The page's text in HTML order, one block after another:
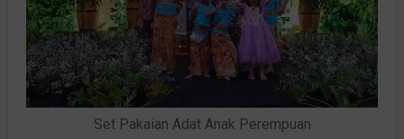
Set Pakaian Adat Anak Perempuan